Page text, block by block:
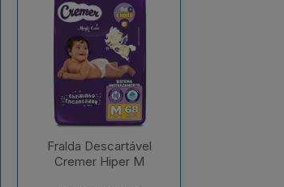
Fralda Descartável
Cremer Hiper EXX